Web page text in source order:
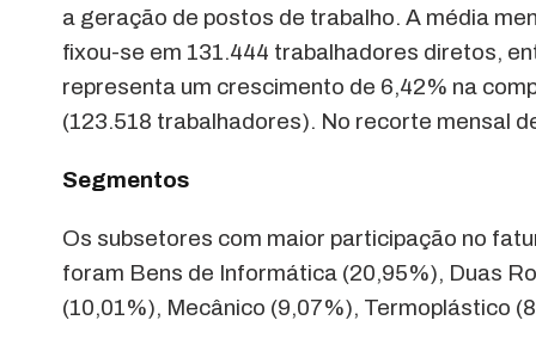
a geração de postos de trabalho. A média
fixou-se em 131.444 trabalhadores diretos,
representa um crescimento de 6,42% na
(123.518 trabalhadores). No recorte mensal
Segmentos
Os subsetores com maior participação no
foram Bens de Informática (20,95%), Duas
(10,01%), Mecânico (9,07%), Termoplástico